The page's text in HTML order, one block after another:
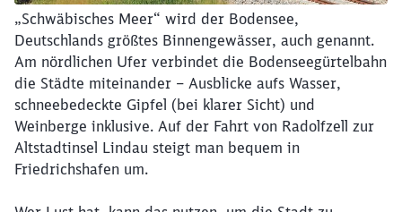
„Schwäbisches Meer“ wird der Bodensee,
Deutschlands größtes Binnengewässer, auch genannt.
Am nördlichen Ufer verbindet die Bodenseegürtelbahn
die Städte miteinander – Ausblicke aufs Wasser,
schneebedeckte Gipfel (bei klarer Sicht) und
Weinberge inklusive. Auf der Fahrt von Radolfzell zur
Altstadtinsel Lindau steigt man bequem in
Friedrichshafen um.